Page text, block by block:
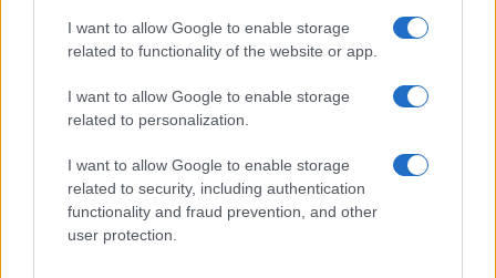
I want to allow Google to enable storage
related to functionality of the website or app.
I want to allow Google to enable storage
related to personalization.
I want to allow Google to enable storage
related to security, including authentication
functionality and fraud prevention, and other
user protection.
Ripensare le tecnologie umanitarie oltre i criteri dei
donatori
Martina Marchesi · 10 Lug 2026